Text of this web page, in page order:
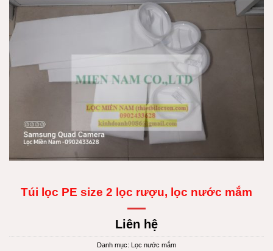
Túi lọc PE size 2 lọc rượu, lọc nước mắm
Liên hệ
Danh mục: Lọc nước mắm